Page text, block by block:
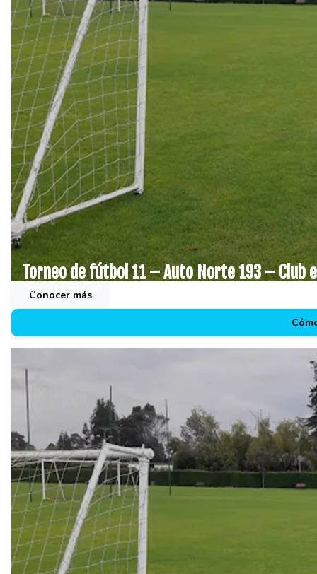
Torneo de fútbol 11 – Auto Norte 193 – Club
Calle 192 #14-80
Conocer más